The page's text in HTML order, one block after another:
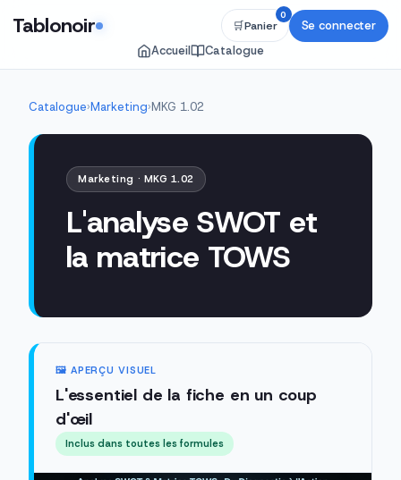
Tablonoir
Accueil Catalogue
🛒Panier
0
Se connecter
Catalogue›Marketing›MKG 1.02
Marketing · MKG 1.02
L'analyse SWOT et
la matrice TOWS
🖼️ APERÇU VISUEL
L'essentiel de la fiche en un coup
d'œil
Inclus dans toutes les formules